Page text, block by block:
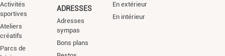
Activités
sportives
Ateliers
créatifs
Parcs de
ADRESSES
Adresses
sympas
Bons plans
En extérieur
En intérieur